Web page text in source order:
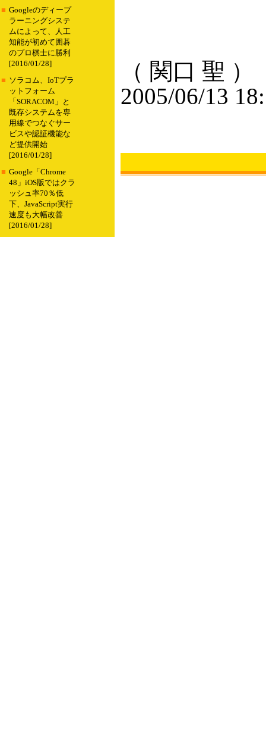
■ Googleのディープ
ラーニングシステ
ムによって、人工
知能が初めて囲碁
のプロ棋士に勝利
[2016/01/28]
■ ソラコム、IoTプラ
ットフォーム
「SORACOM」と
既存システムを専
用線でつなぐサー
ビスや認証機能な
ど提供開始
[2016/01/28]
■ Google「Chrome
48」iOS版ではクラ
ッシュ率70％低
下、JavaScript実行
速度も大幅改善
[2016/01/28]
（ 関口 聖 ）
2005/06/13